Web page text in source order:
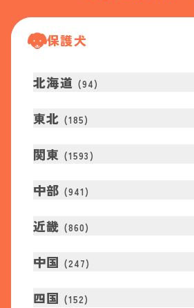
保護犬
北海道 (94)
東北 (185)
関東 (1593 )
中部 (941 )
近畿 (860)
中国 (247)
四国 (152)